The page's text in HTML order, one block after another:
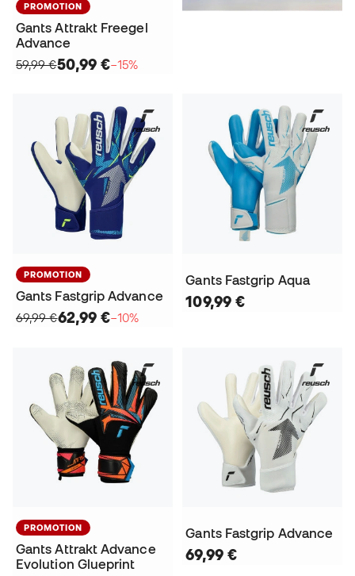
PROMOTION
Gants Attrakt Freegel
Advance
59,99 €50,99 €−15%
PROMOTION
Gants Fastgrip Advance
69,99 €62,99 €−10%
Gants Fastgrip Aqua
109,99 €
PROMOTION
Gants Attrakt Advance
Evolution Glueprint
Gants Fastgrip Advance
69,99 €